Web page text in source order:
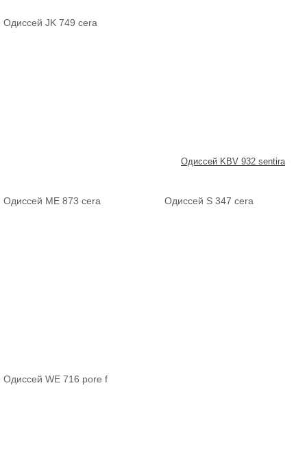
Одиссей JK 749 cera
Одиссей KBV 932 sentira
Одиссей ME 873 cera Одиссей S 347 cera
Одиссей WE 716 pore f